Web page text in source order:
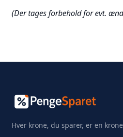
(Der tages forbehold for evt.
Hver krone, du sparer, er en